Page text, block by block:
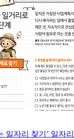
일자리 찾기’ 일자